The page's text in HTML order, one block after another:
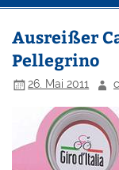
Ausreißer
Pellegrino
26. Mai 2011